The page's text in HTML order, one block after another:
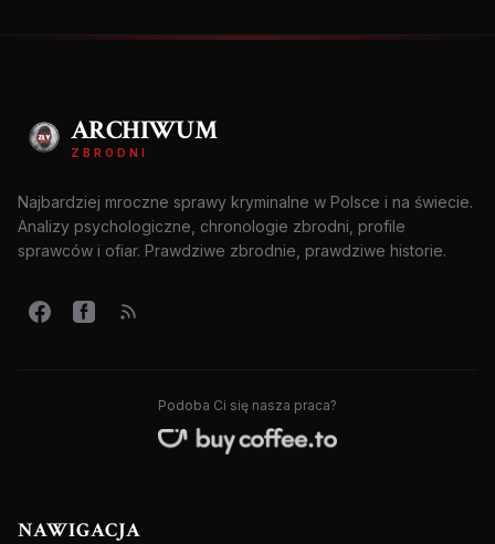
ARCHIWUM
ZBRODNI
Najbardziej mroczne sprawy kryminalne w Polsce i na świecie.
Analizy psychologiczne, chronologie zbrodni, profile
sprawców i ofiar. Prawdziwe zbrodnie, prawdziwe historie.
Podoba Ci się nasza praca?
NAWIGACJA